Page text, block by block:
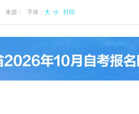
来源： 字体： 大 小 打印